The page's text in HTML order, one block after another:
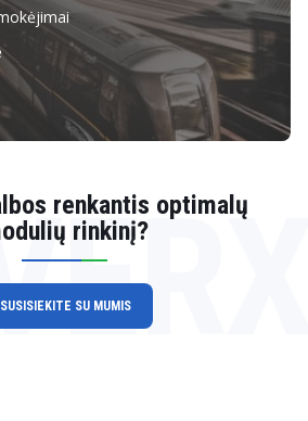
renkantis optimalų
rinkinį?
SUSISIEKITE SU MUMIS